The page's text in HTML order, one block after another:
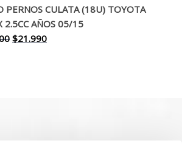
original
era:
$30.000.
actual
es:
$17.990.
PERNOS CULATA (18U) TOYOTA
2.5CC AÑOS 05/15
El
$21.990El